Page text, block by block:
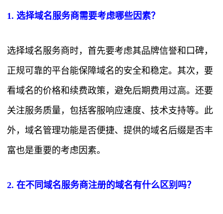
1. 选择域名服务商需要考虑哪些因素？
选择域名服务商时，首先要考虑其品牌信誉和口碑，
正规可靠的平台能保障域名的安全和稳定。其次，要
看域名的价格和续费政策，避免后期费用过高。还要
关注服务质量，包括客服响应速度、技术支持等。此
外，域名管理功能是否便捷、提供的域名后缀是否丰
富也是重要的考虑因素。
2. 在不同域名服务商注册的域名有什么区别吗？